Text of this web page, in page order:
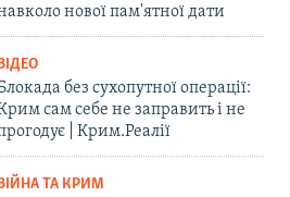
нової пам'ятної дати
без сухопутної операції:
сам себе не заправить і не
| Крим.Реалії
ТА КРИМ